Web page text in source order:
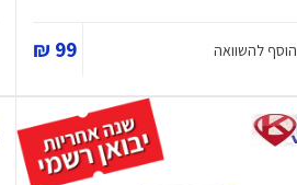
הוסף להשוואה 99 ₪